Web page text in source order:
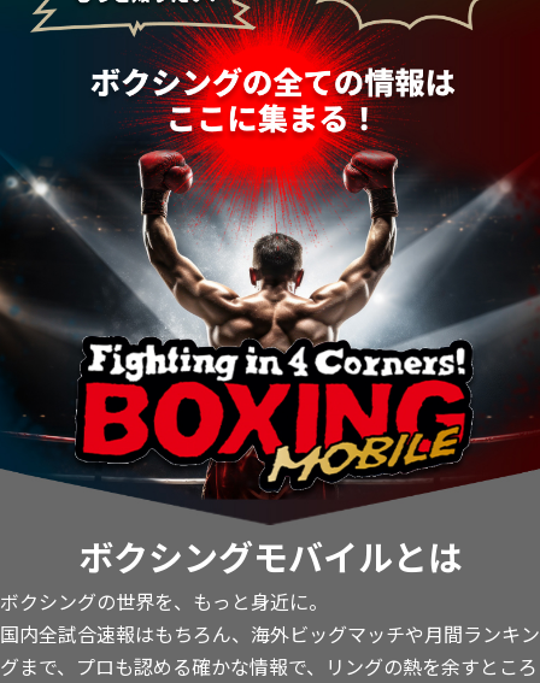
ボクシングモバイルとは
ボクシングの世界を、もっと身近に。
国内全試合速報はもちろん、海外ビッグマッチや月間ランキン
グまで、プロも認める確かな情報で、リングの熱を余すところ